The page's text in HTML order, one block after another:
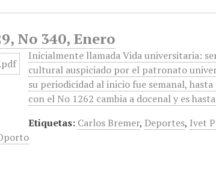
No 340, Enero
Inicialmente llamada Vida universitaria:
cultural auspiciado por el patronato
su periodicidad al inicio fue semanal,
con el No 1262 cambia a docenal y es
Etiquetas: Carlos Bremer, Deportes, Ivet